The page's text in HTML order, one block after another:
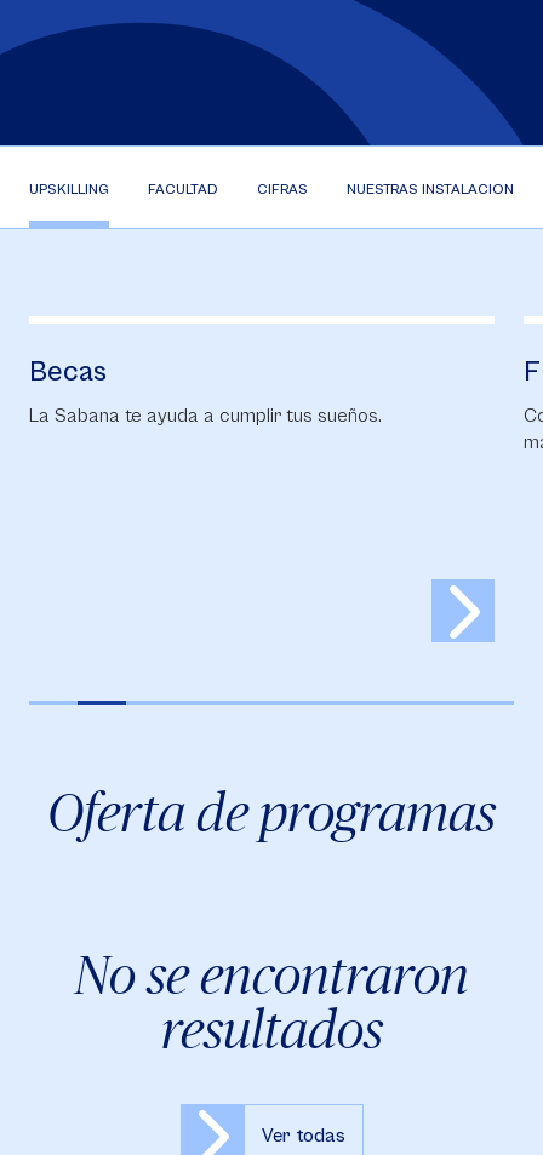
UPSKILLING FACULTAD CIFRAS NUESTRAS INSTALACIONES
Becas
La Sabana te ayuda a cumplir tus sueños.
Oferta de programas
No se encontraron
resultados
Ver todas